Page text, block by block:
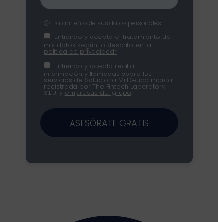
ⓘ Tratamiento de sus datos personales
Entiendo y acepto el tratamiento de
mis datos según lo descrito en la
política de privacidad*
Entiendo y acepto recibir
información y llamadas sobre los
servicios de Soluciona Mi Deuda marca
registrada por The Fintech Laboratory,
S.L.U. y empresas del grupo
ASESÓRATE GRATIS